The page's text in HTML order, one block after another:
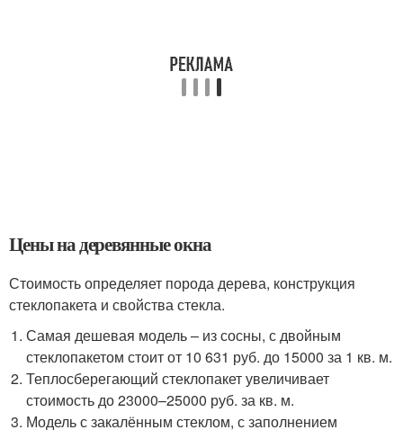
Цены на деревянные окна
Стоимость определяет порода дерева, конструкция
стеклопакета и свойства стекла.
Самая дешевая модель – из сосны, с двойным
стеклопакетом стоит от 10 631 руб. до 15000 за 1 кв. м.
Теплосберегающий стеклопакет увеличивает
стоимость до 23000–25000 руб. за кв. м.
Модель с закалённым стеклом, с заполнением